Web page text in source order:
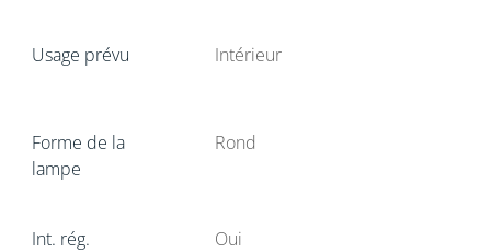
Usage prévu Intérieur
Forme de la
lampe
Rond
Int. rég. Oui